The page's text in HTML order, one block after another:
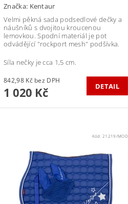
Značka: Kentaur
Velmi pěkná sada podsedlové dečky a
náušníků s dvojitou kroucenou
lemovkou. Spodní materiál je pot
odvádějící "rockport mesh" podšívka.
Síla nečky je cca 1,5 cm.
842,98 Kč bez DPH
1 020 Kč DETAIL
Kód:21219/MOD